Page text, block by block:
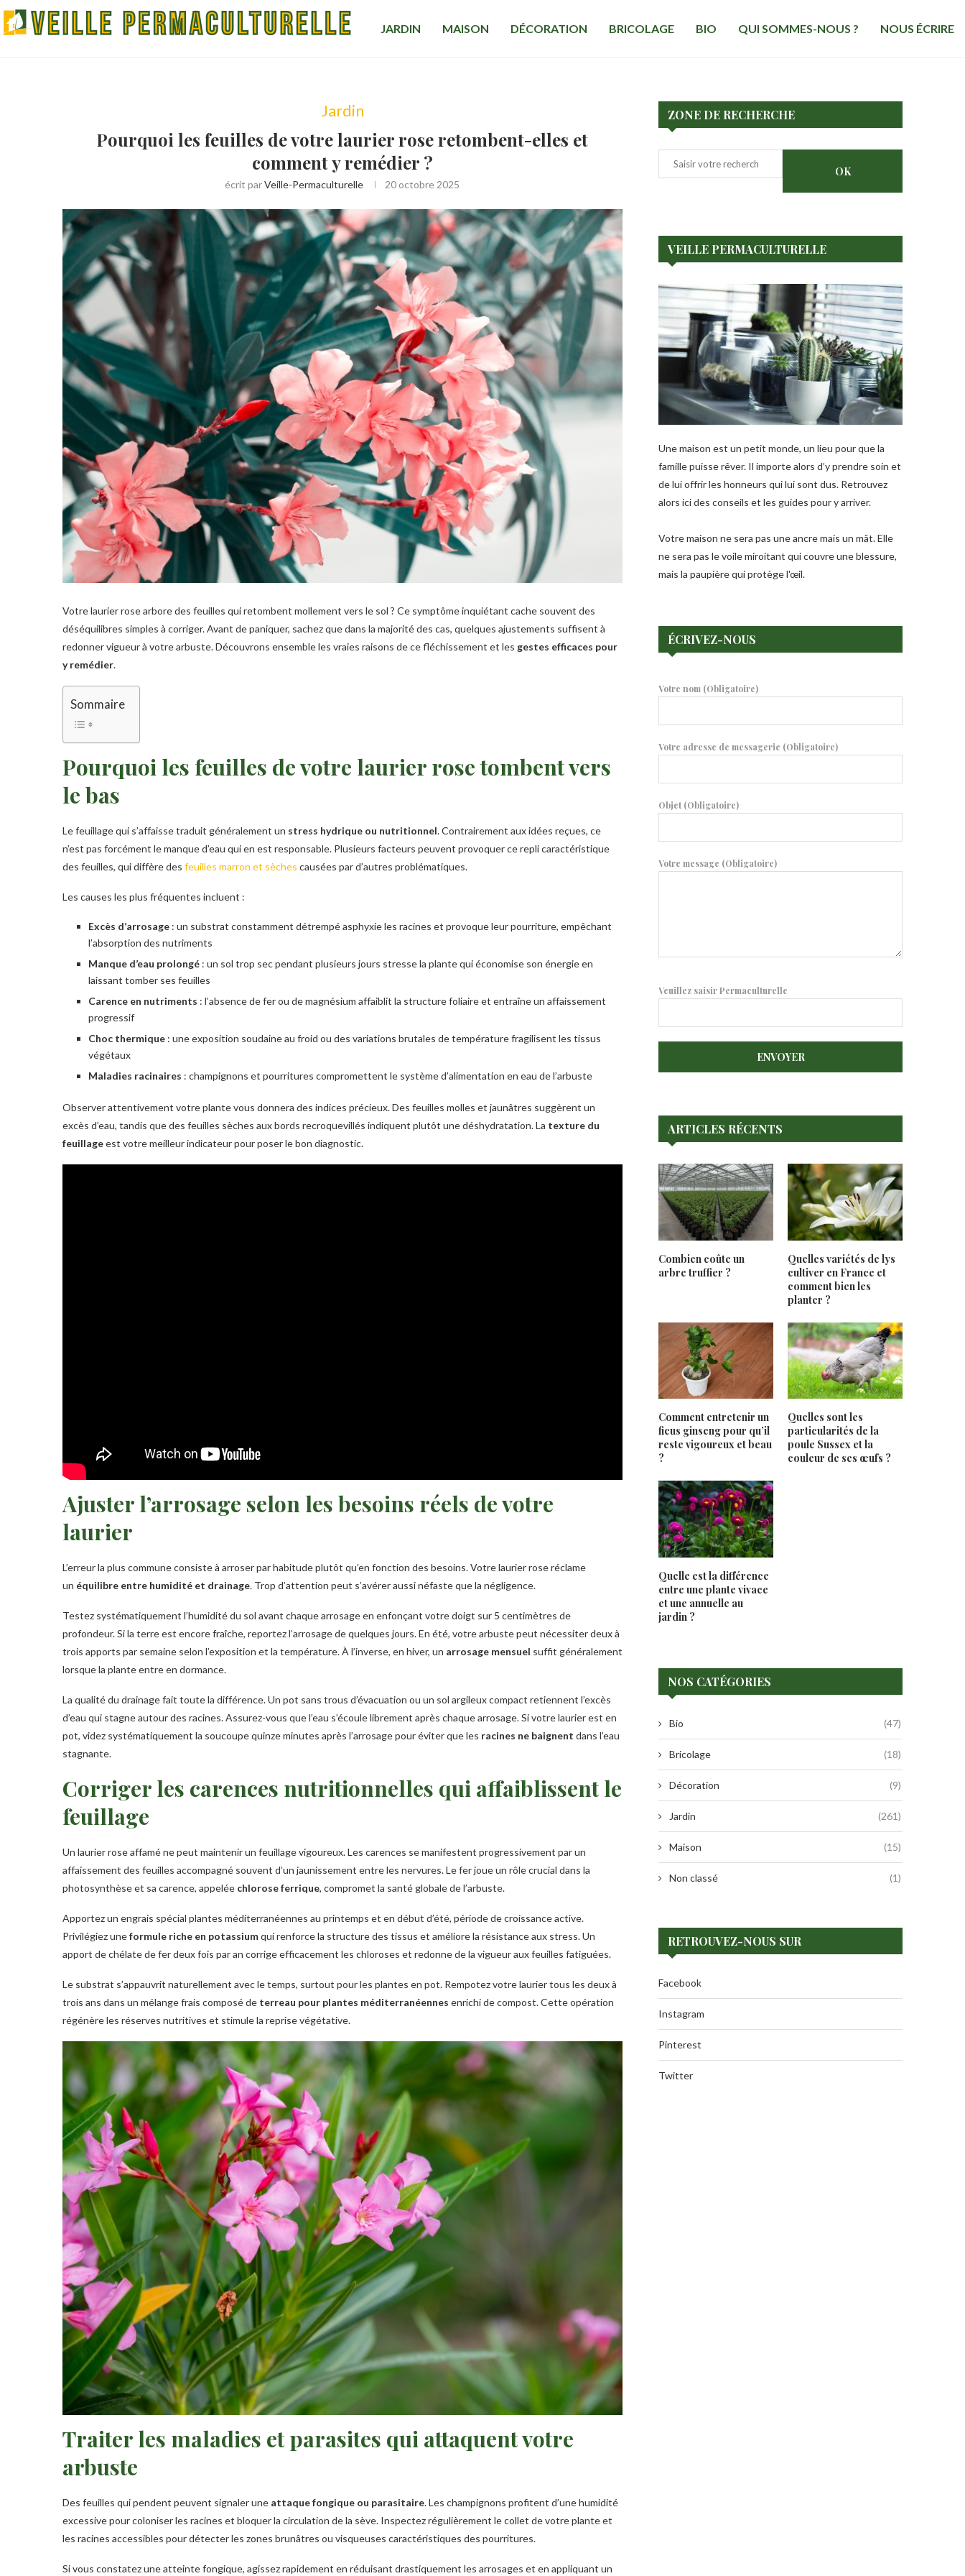
JARDIN MAISON DÉCORATION BRICOLAGE BIO QUI SOMMES-NOUS ? NOUS ÉCRIRE
Jardin
Pourquoi les feuilles de votre laurier rose retombent-elles et
comment y remédier ?
écrit parVeille-Permaculturelle 20 octobre 2025
Votre laurier rose arbore des feuilles qui retombent mollement vers le sol ? Ce symptôme inquiétant cache souvent des
déséquilibres simples à corriger. Avant de paniquer, sachez que dans la majorité des cas, quelques ajustements suffisent à
redonner vigueur à votre arbuste. Découvrons ensemble les vraies raisons de ce fléchissement et les gestes efficaces pour
y remédier.
Sommaire
Pourquoi les feuilles de votre laurier rose tombent vers
le bas
Le feuillage qui s’affaisse traduit généralement un stress hydrique ou nutritionnel. Contrairement aux idées reçues, ce
n’est pas forcément le manque d’eau qui en est responsable. Plusieurs facteurs peuvent provoquer ce repli caractéristique
des feuilles, qui diffère des feuilles marron et sèches causées par d’autres problématiques.
Les causes les plus fréquentes incluent :
Excès d’arrosage : un substrat constamment détrempé asphyxie les racines et provoque leur pourriture, empêchant
l’absorption des nutriments
Manque d’eau prolongé : un sol trop sec pendant plusieurs jours stresse la plante qui économise son énergie en
laissant tomber ses feuilles
Carence en nutriments : l’absence de fer ou de magnésium affaiblit la structure foliaire et entraîne un affaissement
progressif
Choc thermique : une exposition soudaine au froid ou des variations brutales de température fragilisent les tissus
végétaux
Maladies racinaires : champignons et pourritures compromettent le système d’alimentation en eau de l’arbuste
Observer attentivement votre plante vous donnera des indices précieux. Des feuilles molles et jaunâtres suggèrent un
excès d’eau, tandis que des feuilles sèches aux bords recroquevillés indiquent plutôt une déshydratation. La texture du
feuillageest votre meilleur indicateur pour poser le bon diagnostic.
Ajuster l’arrosage selon les besoins réels de votre
laurier
L’erreur la plus commune consiste à arroser par habitude plutôt qu’en fonction des besoins. Votre laurier rose réclame
un équilibre entre humidité et drainage. Trop d’attention peut s’avérer aussi néfaste que la négligence.
Testez systématiquement l’humidité du sol avant chaque arrosage en enfonçant votre doigt sur 5 centimètres de
profondeur. Si la terre est encore fraîche, reportez l’arrosage de quelques jours. En été, votre arbuste peut nécessiter deux à
trois apports par semaine selon l’exposition et la température. À l’inverse, en hiver, un arrosage mensuel suffit généralement
lorsque la plante entre en dormance.
La qualité du drainage fait toute la différence. Un pot sans trous d’évacuation ou un sol argileux compact retiennent l’excès
d’eau qui stagne autour des racines. Assurez-vous que l’eau s’écoule librement après chaque arrosage. Si votre laurier est en
pot, videz systématiquement la soucoupe quinze minutes après l’arrosage pour éviter que les racines ne baignent dans l’eau
stagnante.
Corriger les carences nutritionnelles qui affaiblissent le
feuillage
Un laurier rose affamé ne peut maintenir un feuillage vigoureux. Les carences se manifestent progressivement par un
affaissement des feuilles accompagné souvent d’un jaunissement entre les nervures. Le fer joue un rôle crucial dans la
photosynthèse et sa carence, appelée chlorose ferrique, compromet la santé globale de l’arbuste.
Apportez un engrais spécial plantes méditerranéennes au printemps et en début d’été, période de croissance active.
Privilégiez uneformule riche en potassiumqui renforce la structure des tissus et améliore la résistance aux stress. Un
apport de chélate de fer deux fois par an corrige efficacement les chloroses et redonne de la vigueur aux feuilles fatiguées.
Le substrat s’appauvrit naturellement avec le temps, surtout pour les plantes en pot. Rempotez votre laurier tous les deux à
trois ans dans un mélange frais composé de terreau pour plantes méditerranéennes enrichi de compost. Cette opération
régénère les réserves nutritives et stimule la reprise végétative.
Traiter les maladies et parasites qui attaquent votre
arbuste
Des feuilles qui pendent peuvent signaler une attaque fongique ou parasitaire. Les champignons profitent d’une humidité
excessive pour coloniser les racines et bloquer la circulation de la sève. Inspectez régulièrement le collet de votre plante et
les racines accessibles pour détecter les zones brunâtres ou visqueuses caractéristiques des pourritures.
Si vous constatez une atteinte fongique, agissez rapidement en réduisant drastiquement les arrosages et en appliquant un
ZONE DE RECHERCHE
OK
VEILLE PERMACULTURELLE
Une maison est un petit monde, un lieu pour que la
famille puisse rêver. Il importe alors d’y prendre soin et
de lui offrir les honneurs qui lui sont dus. Retrouvez
alors ici des conseils et les guides pour y arriver.
Votre maison ne sera pas une ancre mais un mât. Elle
ne sera pas le voile miroitant qui couvre une blessure,
mais la paupière qui protège l'œil.
ÉCRIVEZ-NOUS
Votre nom (Obligatoire)
Votre adresse de messagerie (Obligatoire)
Objet (Obligatoire)
Votre message (Obligatoire)
Veuillez saisir Permaculturelle
ARTICLES RÉCENTS
Combien coûte un
arbre truffier ?
Quelles variétés de lys
cultiver en France et
comment bien les
planter ?
Comment entretenir un
ficus ginseng pour qu’il
reste vigoureux et beau
?
Quelles sont les
particularités de la
poule Sussex et la
couleur de ses œufs ?
Quelle est la différence
entre une plante vivace
et une annuelle au
jardin ?
NOS CATÉGORIES
Bio (47)
Bricolage (18)
Décoration (9)
Jardin (261)
Maison (15)
Non classé (1)
RETROUVEZ-NOUS SUR
Facebook
Instagram
Pinterest
Twitter